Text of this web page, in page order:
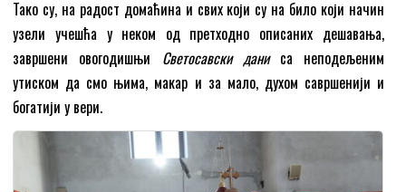
Тако су, на радост домаћина и свих који су на било који начин
узели учешћа у неком од претходно описаних дешавања,
завршени овогодишњи Светосавски дани са неподељеним
утиском да смо њима, макар и за мало, духом савршенији и
богатији у вери.